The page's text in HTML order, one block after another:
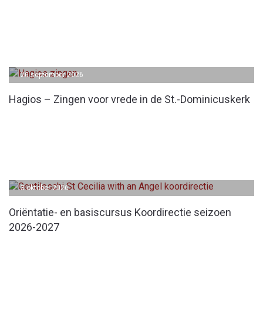
Hagios – Zingen voor vrede in de St.-Dominicuskerk
20 september 2026
Oriëntatie- en basiscursus Koordirectie seizoen
2026-2027
3 oktober 2026